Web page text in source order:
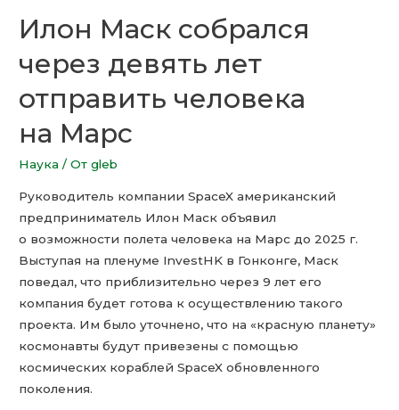
Илон Маск собрался
через девять лет
отправить человека
на Марс
Наука / От gleb
Руководитель компании SpaceX американский
предприниматель Илон Маск объявил
о возможности полета человека на Марс до 2025 г.
Выступая на пленуме InvestHK в Гонконге, Маск
поведал, что приблизительно через 9 лет его
компания будет готова к осуществлению такого
проекта. Им было уточнено, что на «красную планету»
космонавты будут привезены с помощью
космических кораблей SpaceX обновленного
поколения.